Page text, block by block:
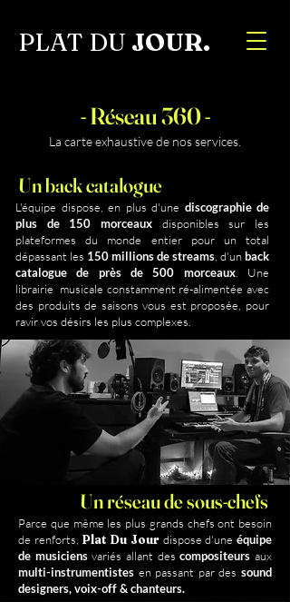
PLAT DU JOUR.
- Réseau 360 -
La carte exhaustive de nos services.
Un back catalogue
L'équipe dispose, en plus d'une discographie de
plus de 150 morceaux disponibles sur les
plateformes du monde entier pour un total
dépassant les 150 millions de streams , d'unback
catalogue de près de 500 morceaux. Une
librairie musicale constamment ré-alimentée avec
des produits de saisons vous est proposée, pour
ravir vos désirs les plus complexes.
Un réseau de sous-chefs
Parce que même les plus grands chefs ont besoin
de renforts, Plat Du Jour dispose d'uneéquipe
de musiciensvariés allant descompositeurs aux
multi-instrumentistes en passant par des sound
designers, voix-off & chanteurs.